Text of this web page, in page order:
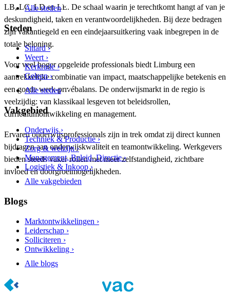
LB, LC, LD en LE. De schaal waarin je terechtkomt hangt af van je
deskundigheid, taken en verantwoordelijkheden. Bij deze bedragen
zijn vakantiegeld en een eindejaarsuitkering vaak inbegrepen in de
totale beloning.
Voor veel hoger opgeleide professionals biedt Limburg een
aantrekkelijke combinatie van impact, maatschappelijke betekenis en
een goede werk‑privébalans. De onderwijsmarkt in de regio is
veelzijdig: van klassikaal lesgeven tot beleidsrollen,
curriculumontwikkeling en management.
Ervaren onderwijsprofessionals zijn in trek omdat zij direct kunnen
bijdragen aan onderwijskwaliteit en teamontwikkeling. Werkgevers
bieden steeds vaker rollen met meer zelfstandigheid, zichtbare
invloed en doorgroeimogelijkheden.
Alle steden
Steden
Sittard ›
Weert ›
Kerkrade ›
Geleen ›
Alle steden
Vakgebied
Onderwijs ›
Techniek & Productie ›
Zorg & welzijn ›
Management, Beleid, Directie ›
Logistiek & Inkoop ›
Alle vakgebieden
Blogs
Marktontwikkelingen ›
Leiderschap ›
Solliciteren ›
Ontwikkeling ›
Alle blogs